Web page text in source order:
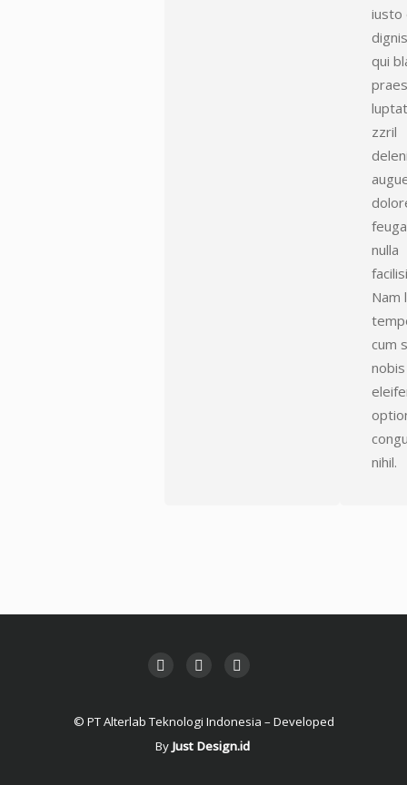
iusto
qui
zzril
nulla
Nam
cum
nobis
nihil.
© PT Alterlab Teknologi Indonesia – Developed
By Just Design.id